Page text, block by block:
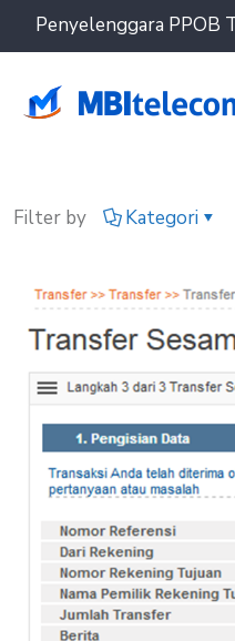
Penyelenggara PPOB
Filter by Kategori